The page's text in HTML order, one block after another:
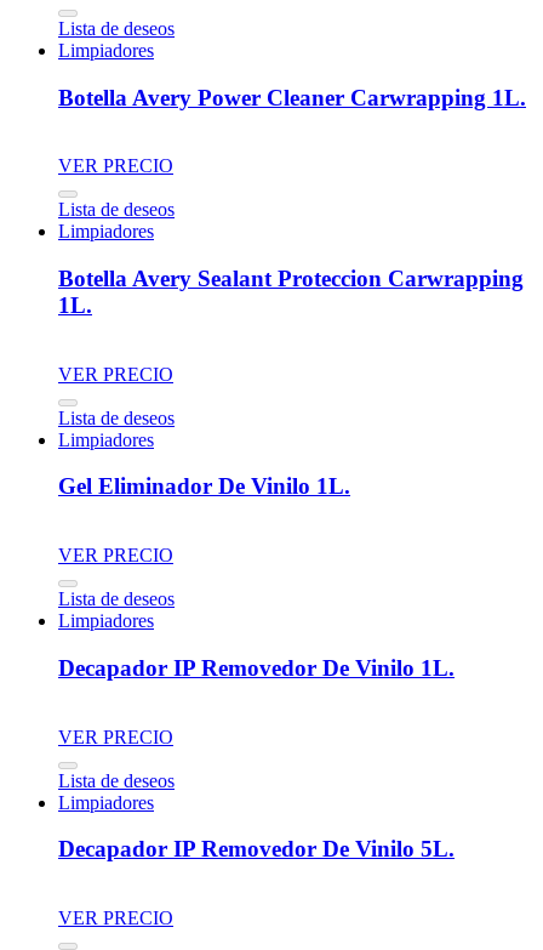
Lista de deseos
Limpiadores
Botella Avery Power Cleaner Carwrapping 1L.
VER PRECIO
Lista de deseos
Limpiadores
Botella Avery Sealant Proteccion Carwrapping
1L.
VER PRECIO
Lista de deseos
Limpiadores
Gel Eliminador De Vinilo 1L.
VER PRECIO
Lista de deseos
Limpiadores
Decapador IP Removedor De Vinilo 1L.
VER PRECIO
Lista de deseos
Limpiadores
Decapador IP Removedor De Vinilo 5L.
VER PRECIO